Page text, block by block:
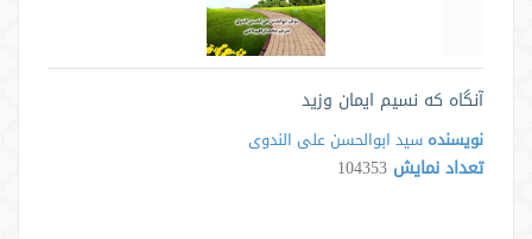
آنگاه که نسیم ایمان وزید
نویسنده سید ابوالحسن علی الندوی
تعداد نمایش 104353